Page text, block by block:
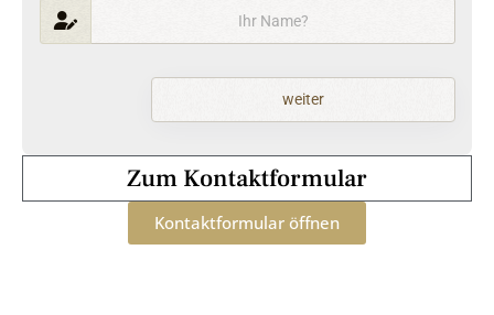
weiter
Zum Kontaktformular
Kontaktformular öffnen